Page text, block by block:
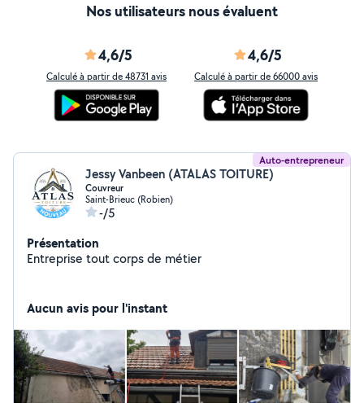
Nos utilisateurs nous évaluent
4,6/5
Calculé à partir de 48731 avis
4,6/5
Calculé à partir de 66000 avis
Auto-entrepreneur
Jessy Vanbeen (ATALAS TOITURE)
Couvreur
Saint-Brieuc (Robien)
-/5
Présentation
Entreprise tout corps de métier
Aucun avis pour l'instant